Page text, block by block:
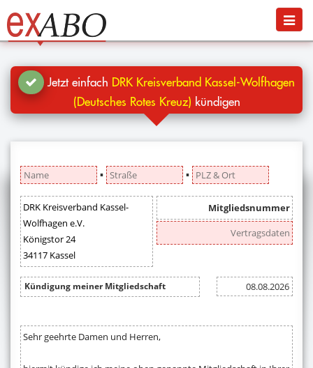
Jetzt kündigen
Blog
Hilfe
Anmelden
Menü
Jetzt einfach DRK Kreisverband Kassel-Wolfhagen
(Deutsches Rotes Kreuz) kündigen
▪ ▪